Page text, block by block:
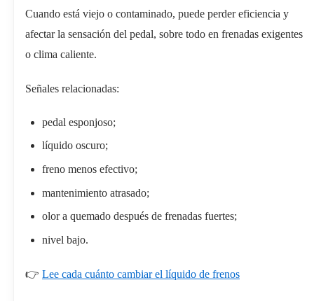
Cuando está viejo o contaminado, puede perder eficiencia y
afectar la sensación del pedal, sobre todo en frenadas exigentes
o clima caliente.
Señales relacionadas:
pedal esponjoso;
líquido oscuro;
freno menos efectivo;
mantenimiento atrasado;
olor a quemado después de frenadas fuertes;
nivel bajo.
👉 Lee cada cuánto cambiar el líquido de frenos